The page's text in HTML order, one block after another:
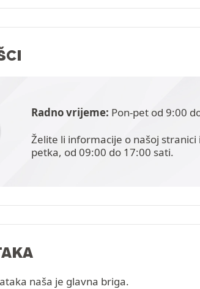
Radno vrijeme: Pon-pet od 9:00
Želite li informacije o našoj
petka, od 09:00 do 17:00 sati.
naša je glavna briga.